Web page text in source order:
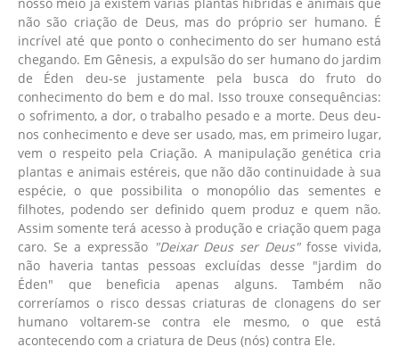
nosso meio já existem várias plantas híbridas e animais que
não são criação de Deus, mas do próprio ser humano. É
incrível até que ponto o conhecimento do ser humano está
chegando. Em Gênesis, a expulsão do ser humano do jardim
de Éden deu-se justamente pela busca do fruto do
conhecimento do bem e do mal. Isso trouxe consequências:
o sofrimento, a dor, o trabalho pesado e a morte. Deus deu-
nos conhecimento e deve ser usado, mas, em primeiro lugar,
vem o respeito pela Criação. A manipulação genética cria
plantas e animais estéreis, que não dão continuidade à sua
espécie, o que possibilita o monopólio das sementes e
filhotes, podendo ser definido quem produz e quem não.
Assim somente terá acesso à produção e criação quem paga
caro. Se a expressão "Deixar Deus ser Deus"fosse vivida,
não haveria tantas pessoas excluídas desse "jardim do
Éden" que beneficia apenas alguns. Também não
correríamos o risco dessas criaturas de clonagens do ser
humano voltarem-se contra ele mesmo, o que está
acontecendo com a criatura de Deus (nós) contra Ele.